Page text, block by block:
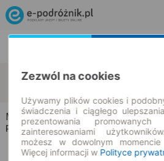
Mniów Hucisko
Mniów → Hucisko
Rozkład jazdy i bilety
Zezwól na cookies
Używamy plików cookies i
świadczenia i ciągłego
prezentowania
zainteresowaniami
możesz w dowolnym
Więcej informacji w Polityce